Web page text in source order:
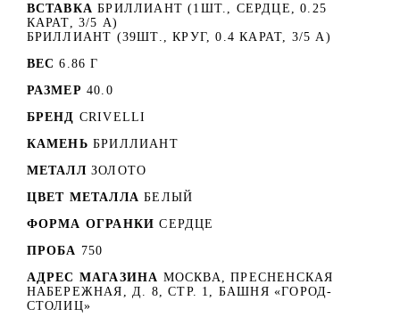
ВСТАВКА БРИЛЛИАНТ (1ШТ., СЕРДЦЕ, 0.25
КАРАТ, 3/5 А)
БРИЛЛИАНТ (39ШТ., КРУГ, 0.4 КАРАТ, 3/5 А)
ВЕС 6.86 Г
РАЗМЕР 40.0
БРЕНД CRIVELLI
КАМЕНЬ БРИЛЛИАНТ
МЕТАЛЛ ЗОЛОТО
ЦВЕТ МЕТАЛЛА БЕЛЫЙ
ФОРМА ОГРАНКИ СЕРДЦЕ
ПРОБА 750
АДРЕС МАГАЗИНА МОСКВА, ПРЕСНЕНСКАЯ
НАБЕРЕЖНАЯ, Д. 8, СТР. 1, БАШНЯ «ГОРОД-
СТОЛИЦ»